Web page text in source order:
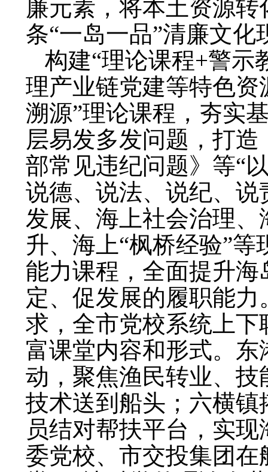
廉元素，将本土资源
条“一岛一品”清廉文化
构建“理论课程+警示
理产业链党建等特色
溯源”理论课程，夯实
层易发多发问题，打
部常见违纪问题》等“
说德、说法、说纪、
发展、海上社会治理
升、海上“枫桥经验”
能力课程，全面提升
定、促发展的履职能
求，全市党校系统上
富课堂内容和形式。东
动，聚焦渔民转业、
技术送到船头；六横镇
员结对帮扶平台，实
委党校、市交投集团